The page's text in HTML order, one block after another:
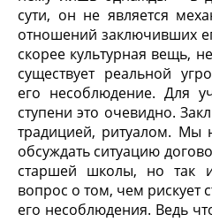
сути, он не является
отношений заключивших
скорее культурная вещь,
существует реальной
его несоблюдение. Для
ступени это очевидно.
традицией, ритуалом. Мы
обсуждать ситуацию
старшей школы, но так
вопрос о том, чем рискует
его несоблюдения. Ведь